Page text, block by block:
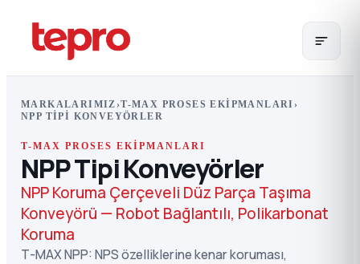
MARKALARIMIZ ›T-MAX PROSES EKIPMANLARI ›
NPP TIPI KONVEYÖRLER
T-MAX PROSES EKIPMANLARI
NPP Tipi Konveyörler
NPP Koruma Çerçeveli Düz Parça Taşıma
Konveyörü — Robot Bağlantılı, Polikarbonat
Koruma
T-MAX NPP: NPS özelliklerine kenar koruması,